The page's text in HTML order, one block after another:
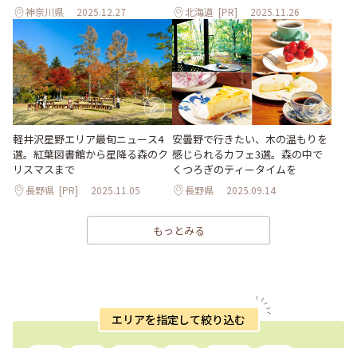
神奈川県 2025.12.27 北海道 [PR] 2025.11.26
軽井沢星野エリア最旬ニュース4
選。紅葉図書館から星降る森のク
リスマスまで
長野県 [PR] 2025.11.05
安曇野で行きたい、木の温もりを
感じられるカフェ3選。森の中で
くつろぎのティータイムを
長野県 2025.09.14
もっとみる
エリアを指定して絞り込む